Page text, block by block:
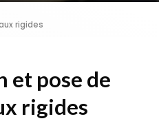
rigides
et pose de
rigides